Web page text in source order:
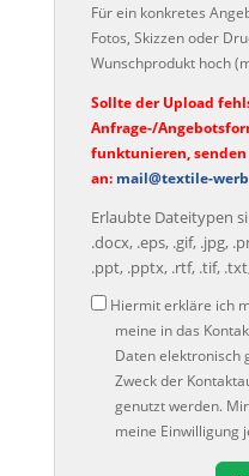
Für ein konkretes
Fotos, Skizzen oder
Wunschprodukt hoch
Sollte der Upload
Anfrage-/
funktunieren,
an: mail@textile-
Erlaubte Dateitypen
.docx, .eps, .gif, .jpg,
.ppt, .pptx, .rtf, .tif,
Datenschutz
Hiermit erkläre ich
meine in das
Daten elektronisch
Zweck der
genutzt werden.
meine Einwilligung